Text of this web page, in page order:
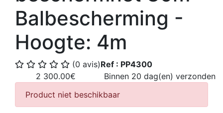
Balbescherming -
Hoogte: 4m
(0 avis)Ref : PP4300
2 300.00€
Binnen 20 dag(en) verzonden
Product niet beschikbaar